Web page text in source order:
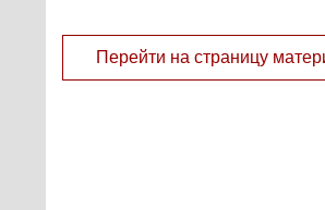
Перейти на страницу